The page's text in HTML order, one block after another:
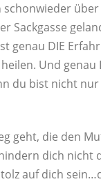
Sackgasse
genau DIE
Und genau
du bist nicht
geht, die den
dich nicht
auf dich